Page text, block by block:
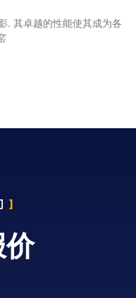
. 其卓越的性能使其成为各